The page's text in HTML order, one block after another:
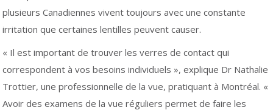
plusieurs Canadiennes vivent toujours avec une constante
irritation que certaines lentilles peuvent causer.
« Il est important de trouver les verres de contact qui
correspondent à vos besoins individuels », explique Dr Nathalie
Trottier, une professionnelle de la vue, pratiquant à Montréal. «
Avoir des examens de la vue réguliers permet de faire les